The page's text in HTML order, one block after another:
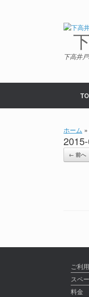
下高井
ホーム »
← 前へ
ご利
スペ
料金